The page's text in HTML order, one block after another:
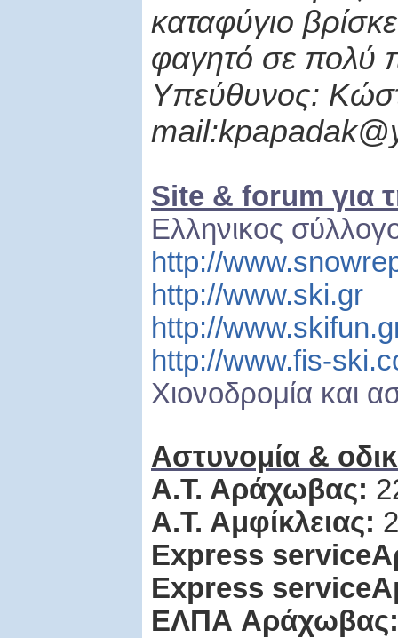
καταφύγιο
φαγητό σε πολύ
Υπεύθυνος:
mail:kpapadak@
Site & forum για
Ελληνικος
http://
http://www.ski.gr
http://
http://www.fis-
Xιονοδρομία και
Αστυνομία &
Α.Τ. Αράχωβας:
Α.Τ. Αμφίκλειας:
Express service
Express service
ΕΛΠΑ Αράχωβας: